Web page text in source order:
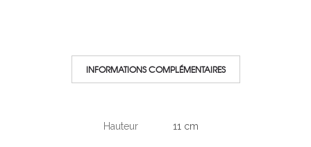
INFORMATIONS COMPLÉMENTAIRES
Hauteur 11 cm